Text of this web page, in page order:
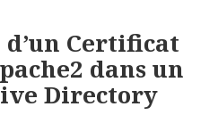
Certificat
dans un
Directory